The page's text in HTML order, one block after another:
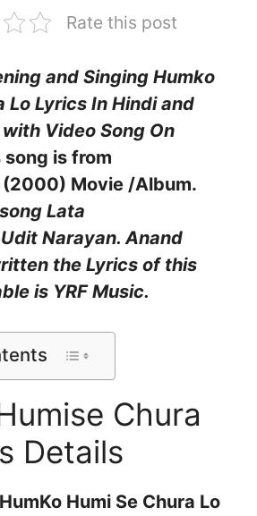
Rate this post
and Singing Humko
Lo Lyrics In Hindi and
Video Song On
song is from
(2000) Movie /Album.
Lata
Narayan. Anand
the Lyrics of this
is YRF Music.
Chura
Details
Humi Se Chura Lo